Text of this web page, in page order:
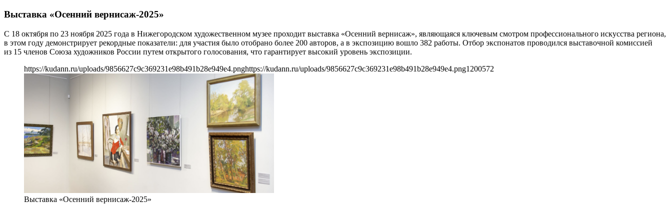
Выставка «Осенний вернисаж-2025»
С 18 октября по 23 ноября 2025 года в Нижегородском художественном музее проходит выставка «Осенний вернисаж», являющаяся ключевым смотром профессионального искусства региона,
в этом году демонстрирует рекордные показатели: для участия было отобрано более 200 авторов, а в экспозицию вошло 382 работы. Отбор экспонатов проводился выставочной комиссией
из 15 членов Союза художников России путем открытого голосования, что гарантирует высокий уровень экспозиции.
https://kudann.ru/uploads/9856627c9c369231e98b491b28e949e4.pnghttps://kudann.ru/uploads/9856627c9c369231e98b491b28e949e4.png1200572
Выставка «Осенний вернисаж-2025»